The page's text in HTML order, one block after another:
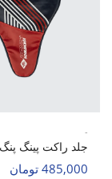
-
485,000 تومان